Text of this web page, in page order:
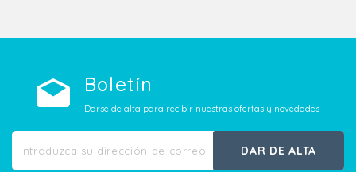
Boletín
Darse de alta para recibir nuestras ofertas y novedades
DAR DE ALTA